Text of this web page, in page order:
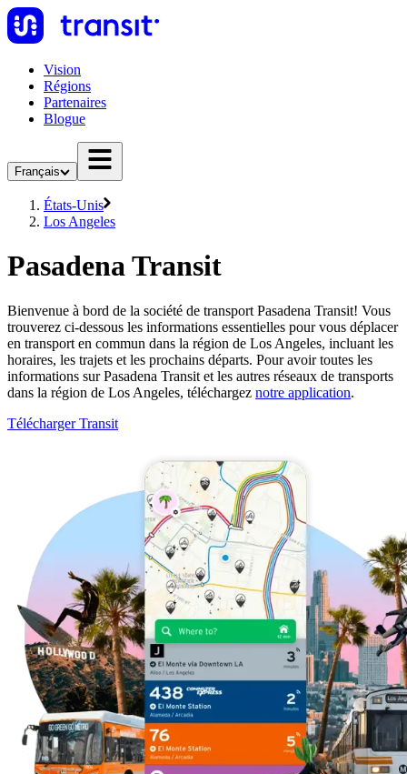
Vision
Régions
Partenaires
Blogue
Français
États-Unis
Los Angeles
Pasadena Transit
Bienvenue à bord de la société de transport Pasadena Transit! Vous
trouverez ci-dessous les informations essentielles pour vous déplacer
en transport en commun dans la région de Los Angeles, incluant les
horaires, les trajets et les prochains départs. Pour avoir toutes les
informations sur Pasadena Transit et les autres réseaux de transports
dans la région de Los Angeles, téléchargez notre application.
Télécharger Transit